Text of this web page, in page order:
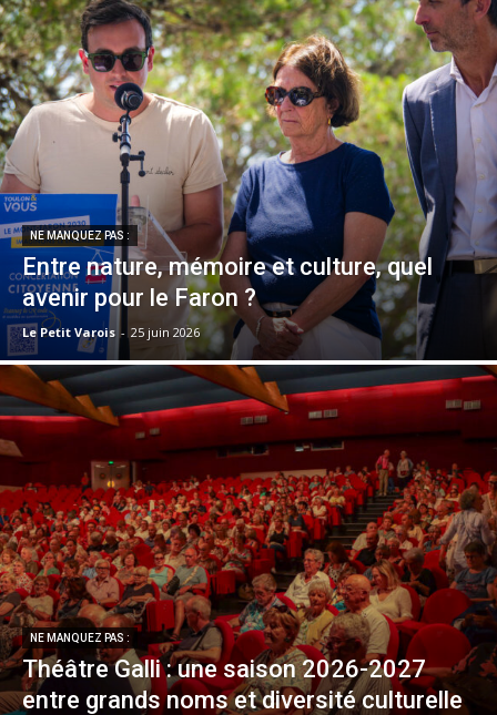
NE MANQUEZ PAS :
Entre nature, mémoire et culture, quel
avenir pour le Faron ?
Le Petit Varois - 25 juin 2026
NE MANQUEZ PAS :
Théâtre Galli : une saison 2026-2027
entre grands noms et diversité culturelle